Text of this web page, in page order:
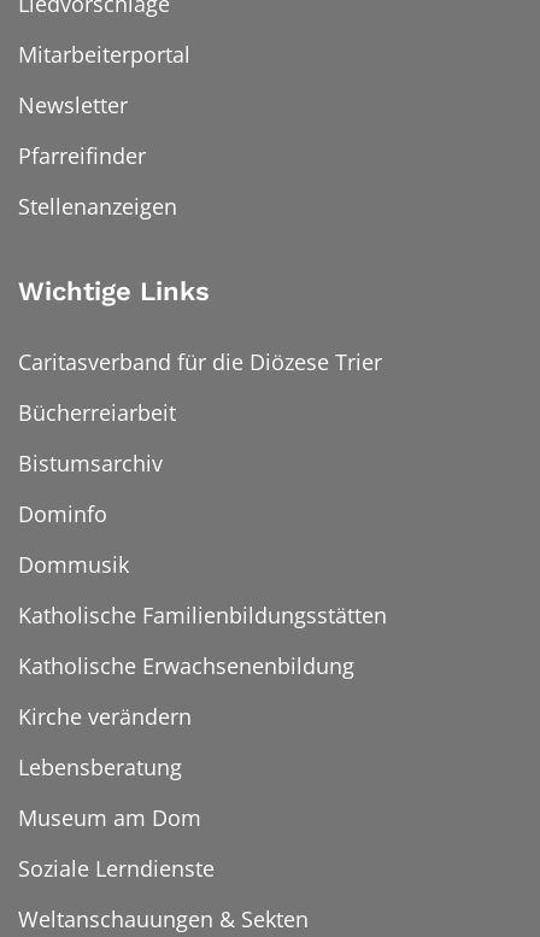
Mitarbeiterportal
Newsletter
Pfarreifinder
Stellenanzeigen
Wichtige Links
Caritasverband für die Diözese Trier
Bücherreiarbeit
Bistumsarchiv
Dominfo
Dommusik
Katholische Familienbildungsstätten
Katholische Erwachsenenbildung
Kirche verändern
Lebensberatung
Museum am Dom
Soziale Lerndienste
Weltanschauungen & Sekten